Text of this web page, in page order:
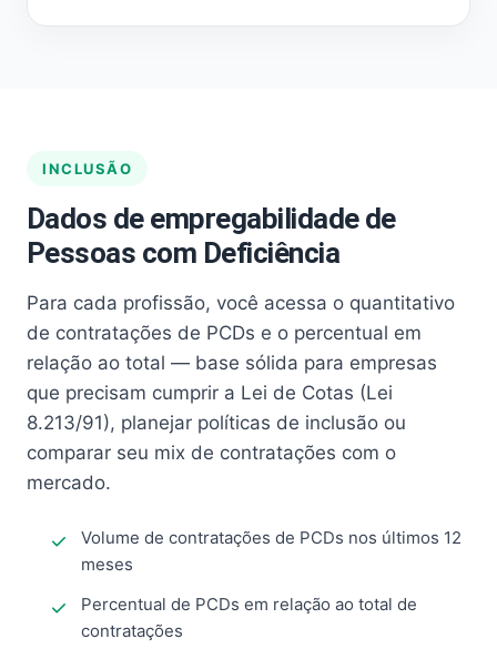
INCLUSÃO
Dados de empregabilidade de
Pessoas com Deficiência
Para cada profissão, você acessa o quantitativo
de contratações de PCDs e o percentual em
relação ao total — base sólida para empresas
que precisam cumprir a Lei de Cotas (Lei
8.213/91), planejar políticas de inclusão ou
comparar seu mix de contratações com o
mercado.
Volume de contratações de PCDs nos últimos 12
meses
Percentual de PCDs em relação ao total de
contratações